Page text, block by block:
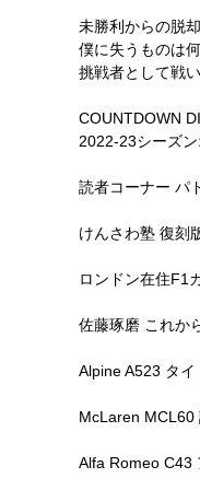
未勝利からの脱
僕に失うものは
挑戦者として戦
COUNTDOWN
2022-23シーズ
読者コーナー パ
けんさわ塾 復刻
ロンドン在住F1
佐藤琢磨 これか
Alpine A523 タ
McLaren
Alfa Romeo C43